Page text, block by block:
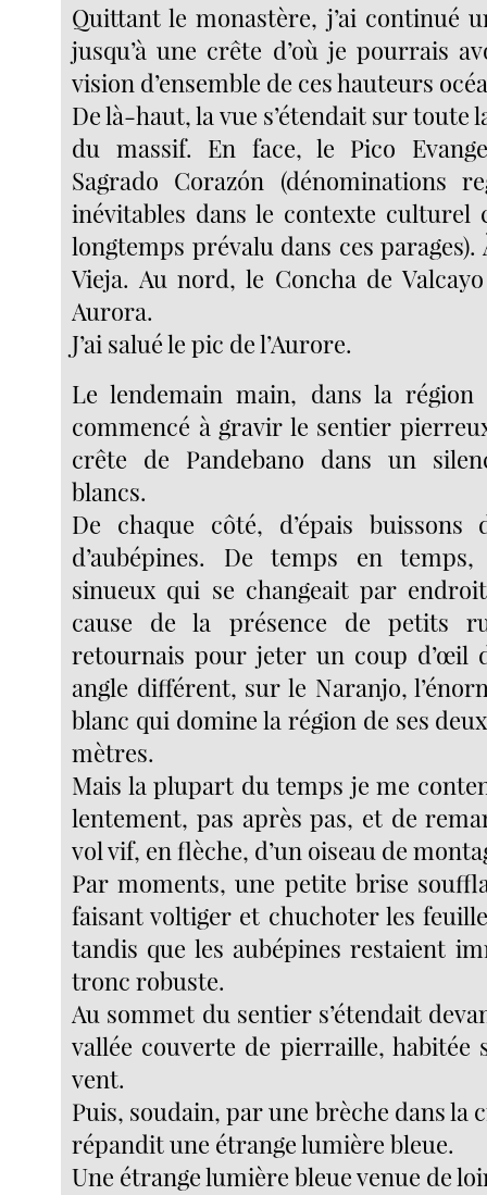
Quittant le monastère, j’ai continué
jusqu’à une crête d’où je pourrais
vision d’ensemble de ces hauteurs
De là-haut, la vue s’étendait sur toute
du massif. En face, le Pico
Sagrado Corazón (dénominations
inévitables dans le contexte culturel
longtemps prévalu dans ces parages).
Vieja. Au nord, le Concha de
Aurora.
J’ai salué le pic de l’Aurore.
Le lendemain main, dans la région
commencé à gravir le sentier
crête de Pandebano dans un
blancs.
De chaque côté, d’épais buissons
d’aubépines. De temps en
sinueux qui se changeait par
cause de la présence de petits
retournais pour jeter un coup d’œil
angle différent, sur le Naranjo,
blanc qui domine la région de ses
mètres.
Mais la plupart du temps je me
lentement, pas après pas, et de
vol vif, en flèche, d’un oiseau de
Par moments, une petite brise
faisant voltiger et chuchoter les
tandis que les aubépines restaient
tronc robuste.
Au sommet du sentier s’étendait
vallée couverte de pierraille, habitée
vent.
Puis, soudain, par une brèche dans la
répandit une étrange lumière bleue.
Une étrange lumière bleue venue de